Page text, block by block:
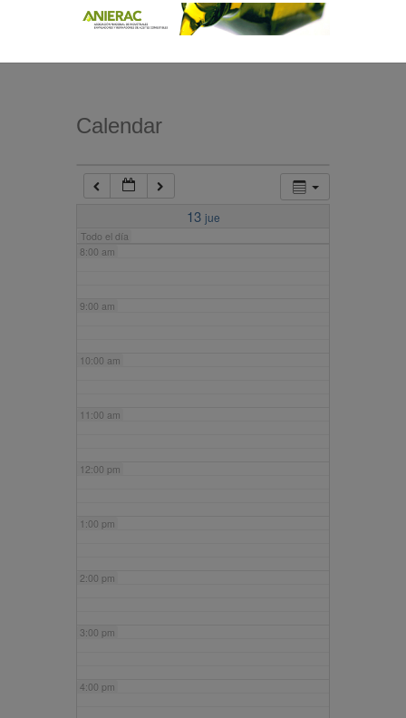
Calendar
13 jue
Todo el día
7:00 am
8:00 am
9:00 am
10:00 am
11:00 am
12:00 pm
1:00 pm
2:00 pm
3:00 pm
4:00 pm